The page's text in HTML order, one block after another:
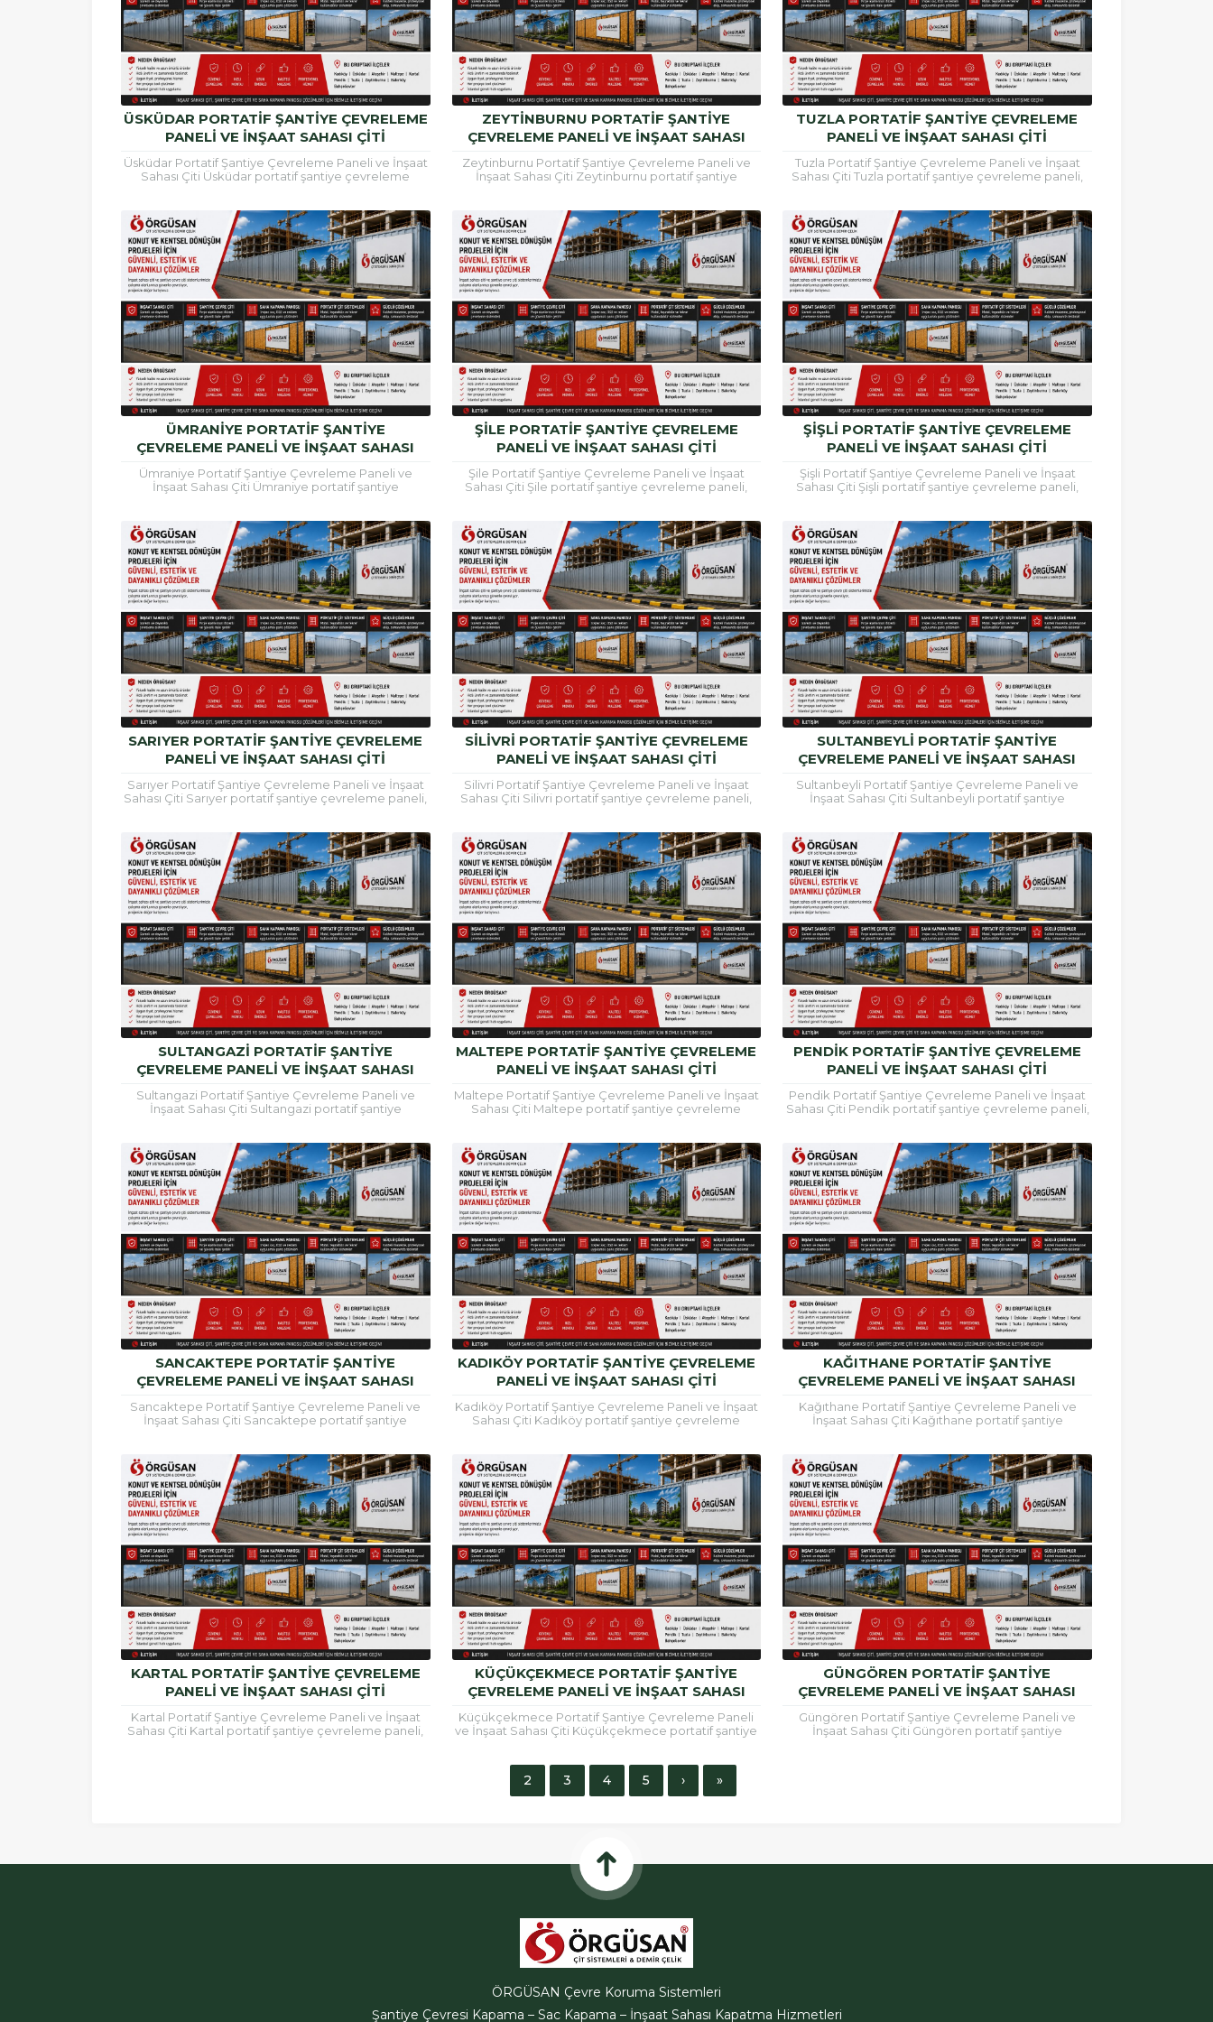
ÜSKÜDAR PORTATIF ŞANTIYE ÇEVRELEME
PANELI VE İNŞAAT SAHASI ÇITI
Üsküdar Portatif Şantiye Çevreleme Paneli ve İnşaat
Sahası Çiti Üsküdar portatif şantiye çevreleme
ZEYTINBURNU PORTATIF ŞANTIYE
ÇEVRELEME PANELI VE İNŞAAT SAHASI
ÇITI
Zeytinburnu Portatif Şantiye Çevreleme Paneli ve
İnşaat Sahası Çiti Zeytinburnu portatif şantiye
TUZLA PORTATIF ŞANTIYE ÇEVRELEME
PANELI VE İNŞAAT SAHASI ÇITI
Tuzla Portatif Şantiye Çevreleme Paneli ve İnşaat
Sahası Çiti Tuzla portatif şantiye çevreleme paneli,
ÜMRANIYE PORTATIF ŞANTIYE
ÇEVRELEME PANELI VE İNŞAAT SAHASI
ÇITI
Ümraniye Portatif Şantiye Çevreleme Paneli ve
İnşaat Sahası Çiti Ümraniye portatif şantiye
ŞILE PORTATIF ŞANTIYE ÇEVRELEME
PANELI VE İNŞAAT SAHASI ÇITI
Şile Portatif Şantiye Çevreleme Paneli ve İnşaat
Sahası Çiti Şile portatif şantiye çevreleme paneli,
ŞIŞLI PORTATIF ŞANTIYE ÇEVRELEME
PANELI VE İNŞAAT SAHASI ÇITI
Şişli Portatif Şantiye Çevreleme Paneli ve İnşaat
Sahası Çiti Şişli portatif şantiye çevreleme paneli,
SARIYER PORTATIF ŞANTIYE ÇEVRELEME
PANELI VE İNŞAAT SAHASI ÇITI
Sarıyer Portatif Şantiye Çevreleme Paneli ve İnşaat
Sahası Çiti Sarıyer portatif şantiye çevreleme paneli,
SILIVRI PORTATIF ŞANTIYE ÇEVRELEME
PANELI VE İNŞAAT SAHASI ÇITI
Silivri Portatif Şantiye Çevreleme Paneli ve İnşaat
Sahası Çiti Silivri portatif şantiye çevreleme paneli,
SULTANBEYLI PORTATIF ŞANTIYE
ÇEVRELEME PANELI VE İNŞAAT SAHASI
ÇITI
Sultanbeyli Portatif Şantiye Çevreleme Paneli ve
İnşaat Sahası Çiti Sultanbeyli portatif şantiye
SULTANGAZI PORTATIF ŞANTIYE
ÇEVRELEME PANELI VE İNŞAAT SAHASI
ÇITI
Sultangazi Portatif Şantiye Çevreleme Paneli ve
İnşaat Sahası Çiti Sultangazi portatif şantiye
MALTEPE PORTATIF ŞANTIYE ÇEVRELEME
PANELI VE İNŞAAT SAHASI ÇITI
Maltepe Portatif Şantiye Çevreleme Paneli ve İnşaat
Sahası Çiti Maltepe portatif şantiye çevreleme
PENDIK PORTATIF ŞANTIYE ÇEVRELEME
PANELI VE İNŞAAT SAHASI ÇITI
Pendik Portatif Şantiye Çevreleme Paneli ve İnşaat
Sahası Çiti Pendik portatif şantiye çevreleme paneli,
SANCAKTEPE PORTATIF ŞANTIYE
ÇEVRELEME PANELI VE İNŞAAT SAHASI
ÇITI
Sancaktepe Portatif Şantiye Çevreleme Paneli ve
İnşaat Sahası Çiti Sancaktepe portatif şantiye
KADIKÖY PORTATIF ŞANTIYE ÇEVRELEME
PANELI VE İNŞAAT SAHASI ÇITI
Kadıköy Portatif Şantiye Çevreleme Paneli ve İnşaat
Sahası Çiti Kadıköy portatif şantiye çevreleme
KAĞITHANE PORTATIF ŞANTIYE
ÇEVRELEME PANELI VE İNŞAAT SAHASI
ÇITI
Kağıthane Portatif Şantiye Çevreleme Paneli ve
İnşaat Sahası Çiti Kağıthane portatif şantiye
KARTAL PORTATIF ŞANTIYE ÇEVRELEME
PANELI VE İNŞAAT SAHASI ÇITI
Kartal Portatif Şantiye Çevreleme Paneli ve İnşaat
Sahası Çiti Kartal portatif şantiye çevreleme paneli,
KÜÇÜKÇEKMECE PORTATIF ŞANTIYE
ÇEVRELEME PANELI VE İNŞAAT SAHASI
ÇITI
Küçükçekmece Portatif Şantiye Çevreleme Paneli
ve İnşaat Sahası Çiti Küçükçekmece portatif şantiye
GÜNGÖREN PORTATIF ŞANTIYE
ÇEVRELEME PANELI VE İNŞAAT SAHASI
ÇITI
Güngören Portatif Şantiye Çevreleme Paneli ve
İnşaat Sahası Çiti Güngören portatif şantiye
2 3 4 5 › »
ÖRGÜSAN Teklif Hattı
ÖRGÜSAN Çevre Koruma Sistemleri
Şantiye Çevresi Kapama – Sac Kapama – İnşaat Sahası Kapatma Hizmetleri